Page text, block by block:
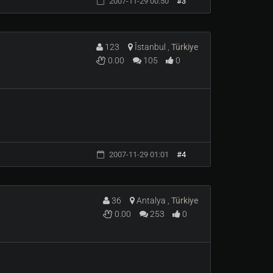
grublar benım serverın renklerı ıle
123 Îstanbul , Türkiye
0.00
105 0
2007-11-29 01:01 #4
36 Antalya , Türkiye
0.00
253 0